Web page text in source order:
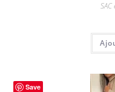
SAC
Save